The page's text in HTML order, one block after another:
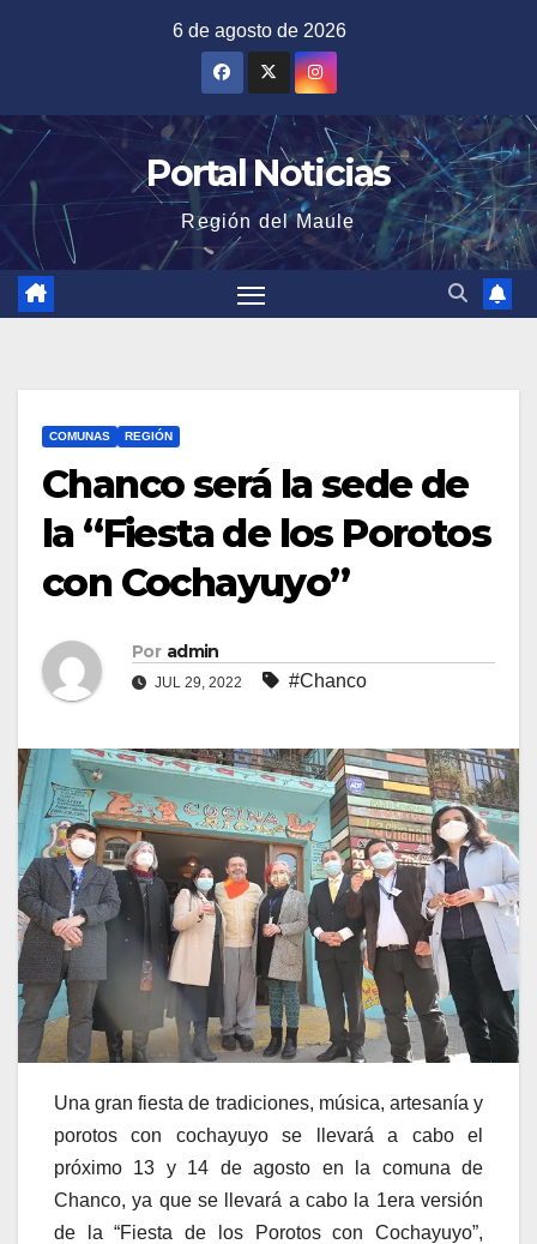
6 de agosto de 2026
Portal Noticias
Región del Maule
COMUNAS REGIÓN
Chanco será la sede de
la “Fiesta de los Porotos
con Cochayuyo”
Por admin
JUL 29, 2022 #Chanco
Una gran fiesta de tradiciones, música, artesanía y
porotos con cochayuyo se llevará a cabo el
próximo 13 y 14 de agosto en la comuna de
Chanco, ya que se llevará a cabo la 1era versión
de la “Fiesta de los Porotos con Cochayuyo”,